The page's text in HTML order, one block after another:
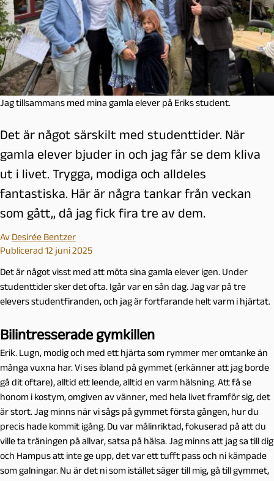
Jag tillsammans med mina gamla elever på Eriks student.
Det är något särskilt med studenttider. När
gamla elever bjuder in och jag får se dem kliva
ut i livet. Trygga, modiga och alldeles
fantastiska. Här är några tankar från veckan
som gått,, då jag fick fira tre av dem.
Av Desirée Bentzer
Publicerad 12 juni 2025
Det är något visst med att möta sina gamla elever igen. Under
studenttider sker det ofta. Igår var en sån dag. Jag var på tre
elevers studentfiranden, och jag är fortfarande helt varm i hjärtat.
Bilintresserade gymkillen
Erik. Lugn, modig och med ett hjärta som rymmer mer omtanke än
många vuxna har. Vi ses ibland på gymmet (erkänner att jag borde
gå dit oftare), alltid ett leende, alltid en varm hälsning. Att få se
honom i kostym, omgiven av vänner, med hela livet framför sig, det
är stort. Jag minns när vi sågs på gymmet första gången, hur du
precis hade kommit igång. Du var målinriktad, fokuserad på att du
ville ta träningen på allvar, satsa på hälsa. Jag minns att jag sa till dig
och Hampus att inte ge upp, det var ett tufft pass och ni kämpade
som galningar. Nu är det ni som istället säger till mig, gå till gymmet,